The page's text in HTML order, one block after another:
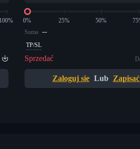
100%
0% 25% 50%
Suma --
TP/SL
Sprzedać
Zaloguj sie Lub